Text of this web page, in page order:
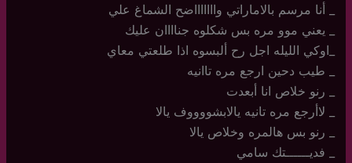
_ أنا مرسم بالاماراتي واااااااضح الشماغ علي
_ يعني موو مره بس شكلوه جناااان عليك
_اوكي الليله اجل رح ألبسوه اذا طلعتي معاي
_ طيب دحين ارجع مره تاانيه
_ رنو خلاص انا أبعدت
_ لاأرجع مره تانيه يالابشووووف يالا
_ رنو بس هالمره وخلاص يالا
_ فديــــــتك سامي